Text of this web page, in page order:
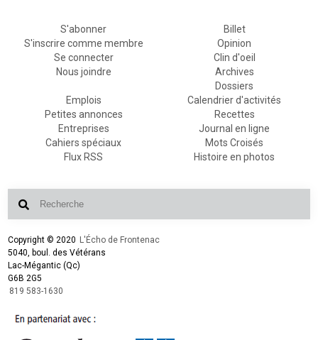
S'abonner
S'inscrire comme membre
Se connecter
Nous joindre
Billet
Opinion
Clin d'oeil
Archives
Dossiers
Emplois
Petites annonces
Entreprises
Cahiers spéciaux
Flux RSS
Calendrier d'activités
Recettes
Journal en ligne
Mots Croisés
Histoire en photos
Copyright © 2020 L'Écho de Frontenac
5040, boul. des Vétérans
Lac-Mégantic (Qc)
G6B 2G5
819 583-1630